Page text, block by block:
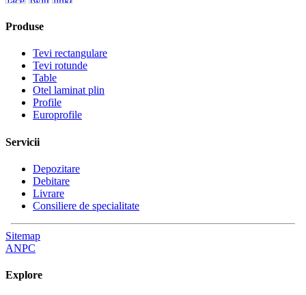
Produse
Tevi rectangulare
Tevi rotunde
Table
Otel laminat plin
Profile
Europrofile
Servicii
Depozitare
Debitare
Livrare
Consiliere de specialitate
Sitemap
ANPC
Explore